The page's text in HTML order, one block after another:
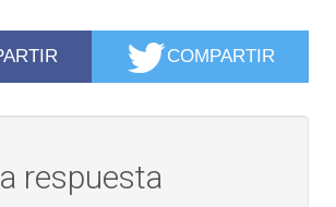
COMPARTIR
respuesta